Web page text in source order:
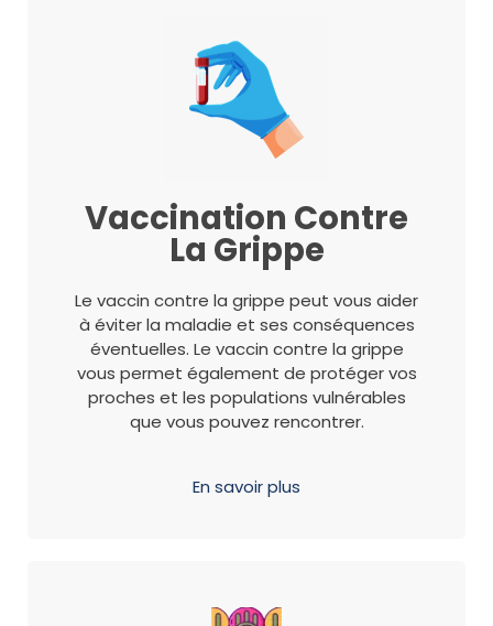
Vaccination Contre
La Grippe
Le vaccin contre la grippe peut vous aider
à éviter la maladie et ses conséquences
éventuelles. Le vaccin contre la grippe
vous permet également de protéger vos
proches et les populations vulnérables
que vous pouvez rencontrer.
En savoir plus